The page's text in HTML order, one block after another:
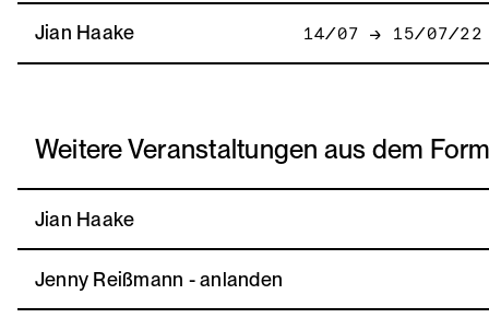
Jian Haake 14/07 → 15/07/22
Weitere Veranstaltungen aus dem
Jian Haake
Jenny Reißmann - anlanden